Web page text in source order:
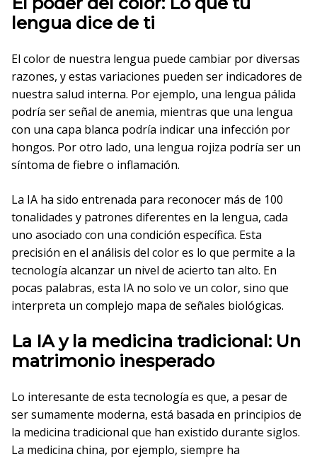
lengua dice de ti
El color de nuestra lengua puede cambiar por diversas
razones, y estas variaciones pueden ser indicadores de
nuestra salud interna. Por ejemplo, una lengua pálida
podría ser señal de anemia, mientras que una lengua
con una capa blanca podría indicar una infección por
hongos. Por otro lado, una lengua rojiza podría ser un
síntoma de fiebre o inflamación.
La IA ha sido entrenada para reconocer más de 100
tonalidades y patrones diferentes en la lengua, cada
uno asociado con una condición específica. Esta
precisión en el análisis del color es lo que permite a la
tecnología alcanzar un nivel de acierto tan alto. En
pocas palabras, esta IA no solo ve un color, sino que
interpreta un complejo mapa de señales biológicas.
La IA y la medicina tradicional: Un
matrimonio inesperado
Lo interesante de esta tecnología es que, a pesar de
ser sumamente moderna, está basada en principios de
la medicina tradicional que han existido durante siglos.
La medicina china, por ejemplo, siempre ha